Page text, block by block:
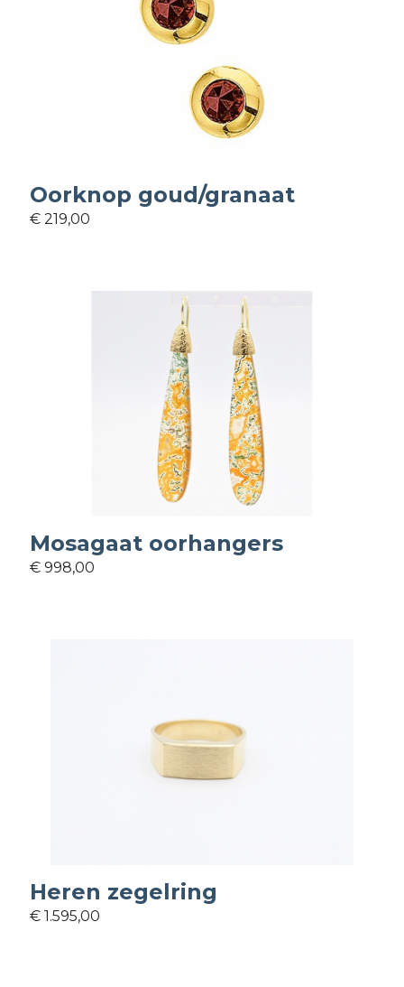
Oorknop goud/granaat
€ 219,00
Mosagaat oorhangers
€ 998,00
Heren zegelring
€ 1.595,00